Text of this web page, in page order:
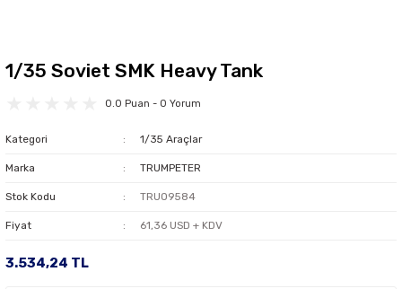
1/35 Soviet SMK Heavy Tank
0.0 Puan - 0 Yorum
Kategori 1/35 Araçlar
Marka TRUMPETER
Stok Kodu TRU09584
Fiyat 61,36 USD + KDV
3.534,24 TL